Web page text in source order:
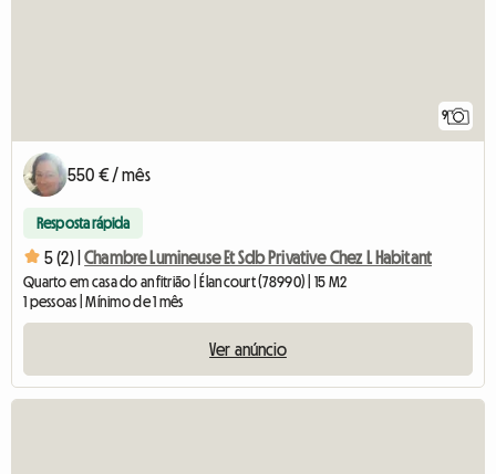
9
550 € / mês
Resposta rápida
5 (2) | Chambre Lumineuse Et Sdb Privative Chez L Habitant
Quarto em casa do anfitrião | Élancourt (78990) | 15 M2
1 pessoas | Mínimo de 1 mês
Ver anúncio